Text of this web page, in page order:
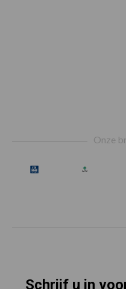
Onze
Schrijf u in